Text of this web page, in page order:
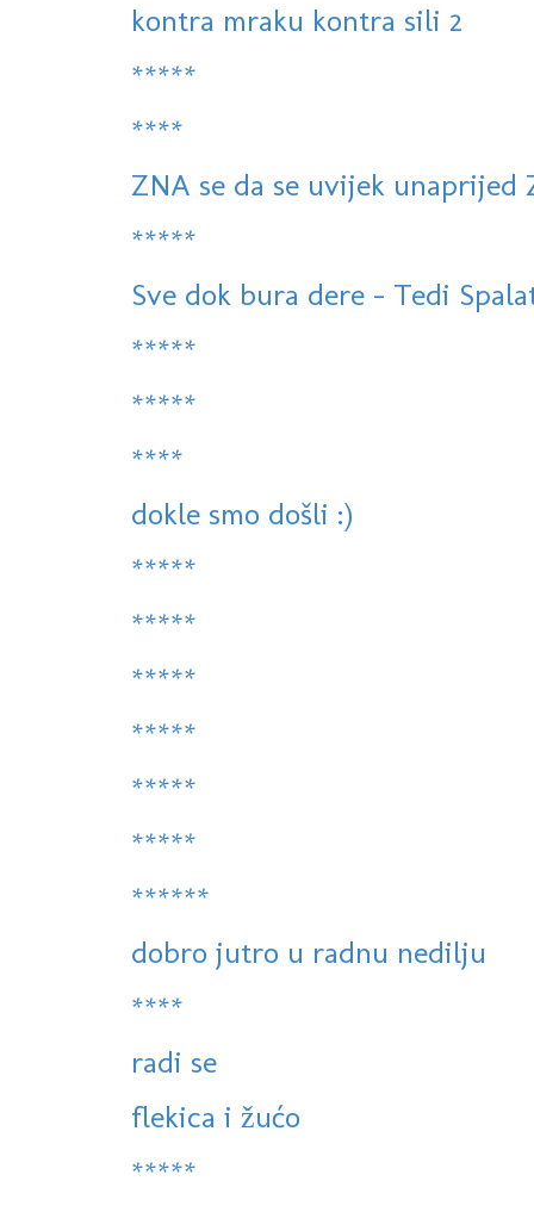
kontra mraku kontra sili 2
*****
****
ZNA se da se uvijek unaprijed
*****
Sve dok bura dere - Tedi
*****
*****
****
dokle smo došli :)
*****
*****
*****
*****
*****
*****
******
dobro jutro u radnu nedilju
****
radi se
flekica i žućo
*****